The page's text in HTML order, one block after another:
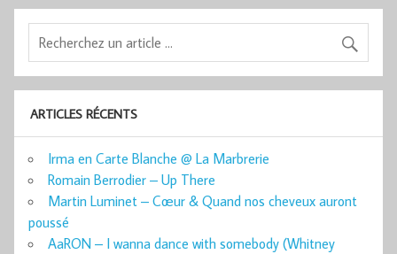
ARTICLES RÉCENTS
Irma en Carte Blanche @ La Marbrerie
Romain Berrodier – Up There
Martin Luminet – Cœur & Quand nos cheveux auront
poussé
AaRON – I wanna dance with somebody (Whitney